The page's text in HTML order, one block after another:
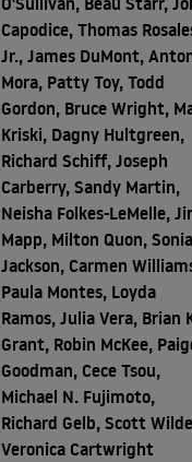
Capodice, Thomas
Jr., James DuMont,
Mora, Patty Toy, Todd
Gordon, Bruce Wright,
Kriski, Dagny Hultgreen,
Richard Schiff, Joseph
Carberry, Sandy Martin,
Neisha Folkes-LeMelle,
Mapp, Milton Quon, Sonia
Jackson, Carmen
Paula Montes, Loyda
Ramos, Julia Vera, Brian
Grant, Robin McKee,
Goodman, Cece Tsou,
Michael N. Fujimoto,
Richard Gelb, Scott
Veronica Cartwright